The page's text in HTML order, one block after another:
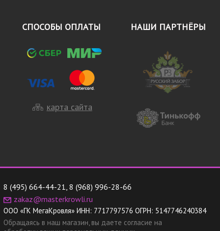
СПОСОБЫ ОПЛАТЫ
карта сайта
НАШИ ПАРТНЁРЫ
8 (495) 664-44-21 8 (968) 996-28-66
zakaz@masterkrowli.ru
ООО «ГК МегаКровля» ИНН: 7717797576 ОГРН: 5147746240384
Обращаясь в наш магазин, вы даете согласие на